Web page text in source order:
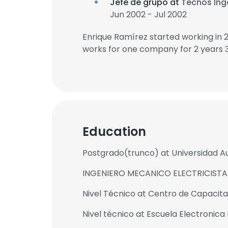
Jun 2002 - Jul 2002
Enrique Ramírez started working in
works for one company for 2 years
Education
Postgrado(trunco) at Universidad
INGENIERO MECANICO
Nivel Técnico at Centro de
Nivel técnico at Escuela